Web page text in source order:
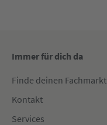
Immer für dich da
Finde deinen Fachmarkt
Kontakt
Services